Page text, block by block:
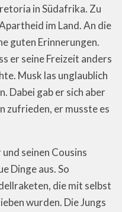
in Südafrika. Zu
im Land. An die
guten Erinnerungen.
er seine Freizeit anders
Musk las unglaublich
Dabei gab er sich aber
zufrieden, er musste es
seinen Cousins
Dinge aus. So
die mit selbst
wurden. Die Jungs